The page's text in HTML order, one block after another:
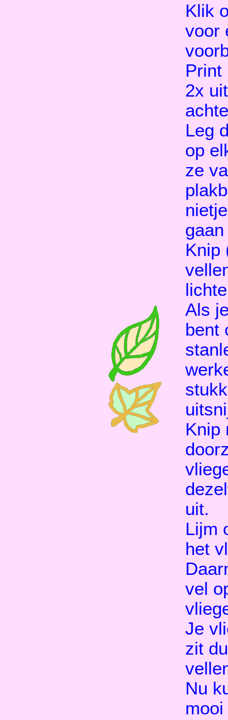
Klik
voor
Print
2x
Leg
op
ze
Knip
Als
bent
Knip
uit.
Lijm
het
vel
Je
zit
Nu